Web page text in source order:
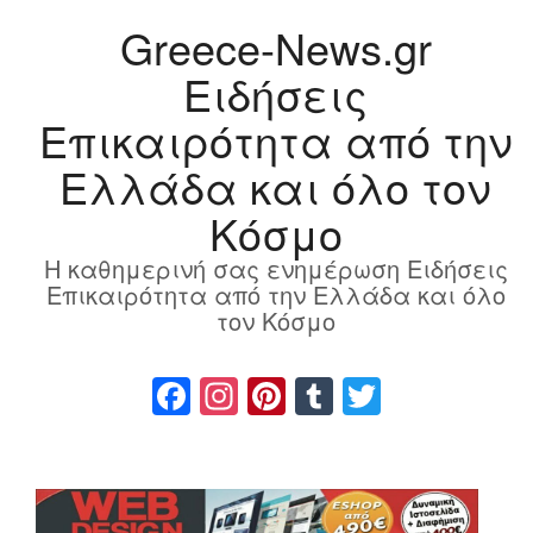
Greece-News.gr
Ειδήσεις
Επικαιρότητα από την
Ελλάδα και όλο τον
Κόσμο
Η καθημερινή σας ενημέρωση Ειδήσεις
Επικαιρότητα από την Ελλάδα και όλο
τον Κόσμο
Facebook
Instagram
Pinterest
Tumblr